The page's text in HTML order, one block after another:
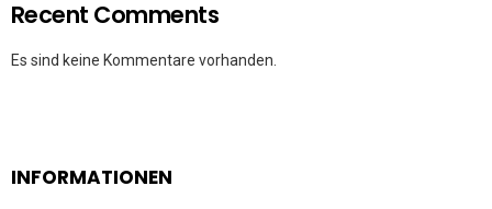
Recent Comments
Es sind keine Kommentare vorhanden.
INFORMATIONEN